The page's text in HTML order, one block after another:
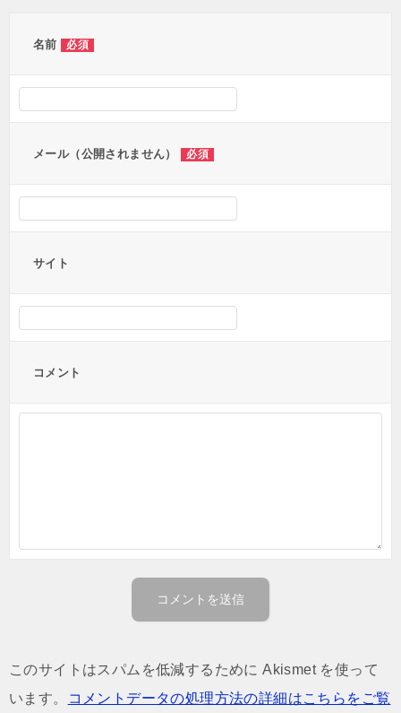
名前 必須
メール（公開されません） 必須
サイト
コメント
このサイトはスパムを低減するために Akismet を使って
います。
コメントデータの処理方法の詳細はこちらをご覧